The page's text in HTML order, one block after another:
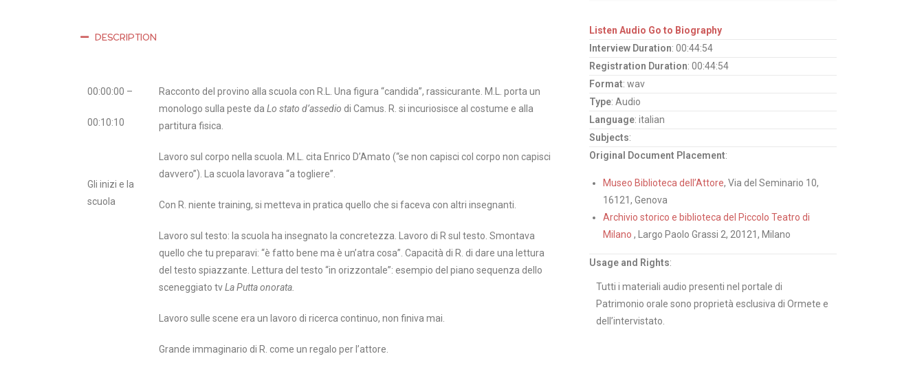
DESCRIPTION
00:00:00 –
00:10:10
Gli inizi e la
scuola
Racconto del provino alla scuola con R.L. Una figura “candida”, rassicurante. M.L. porta un
monologo sulla peste da Lo stato d’assedio di Camus. R. si incuriosisce al costume e alla
partitura fisica.
Lavoro sul corpo nella scuola. M.L. cita Enrico D’Amato (“se non capisci col corpo non capisci
davvero”). La scuola lavorava “a togliere”.
Con R. niente training, si metteva in pratica quello che si faceva con altri insegnanti.
Lavoro sul testo: la scuola ha insegnato la concretezza. Lavoro di R sul testo. Smontava
quello che tu preparavi: “è fatto bene ma è un’atra cosa”. Capacità di R. di dare una lettura
del testo spiazzante. Lettura del testo “in orizzontale”: esempio del piano sequenza dello
sceneggiato tvLa Putta onorata.
Lavoro sulle scene era un lavoro di ricerca continuo, non finiva mai.
Grande immaginario di R. come un regalo per l’attore.
Listen Audio Go to Biography
Interview Duration: 00:44:54
Registration Duration: 00:44:54
Format: wav
Type: Audio
Language: italian
Subjects:
Original Document Placement:
Museo Biblioteca dell’Attore, Via del Seminario 10,
16121, Genova
Archivio storico e biblioteca del Piccolo Teatro di
Milano , Largo Paolo Grassi 2, 20121, Milano
Usage and Rights:
Tutti i materiali audio presenti nel portale di
Patrimonio orale sono proprietà esclusiva di Ormete e
dell’intervistato.